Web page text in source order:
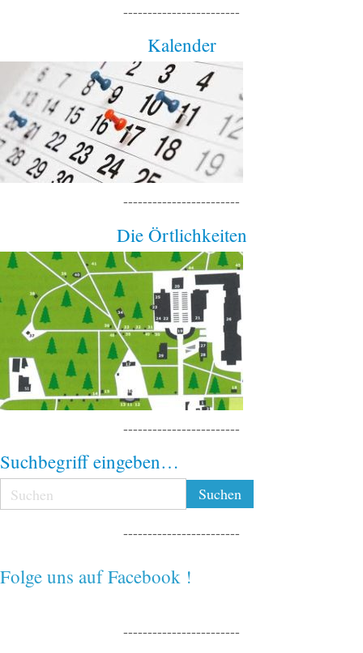
------------------------
Kalender
------------------------
Die Örtlichkeiten
------------------------
Suchbegriff eingeben…
------------------------
Folge uns auf Facebook !
------------------------